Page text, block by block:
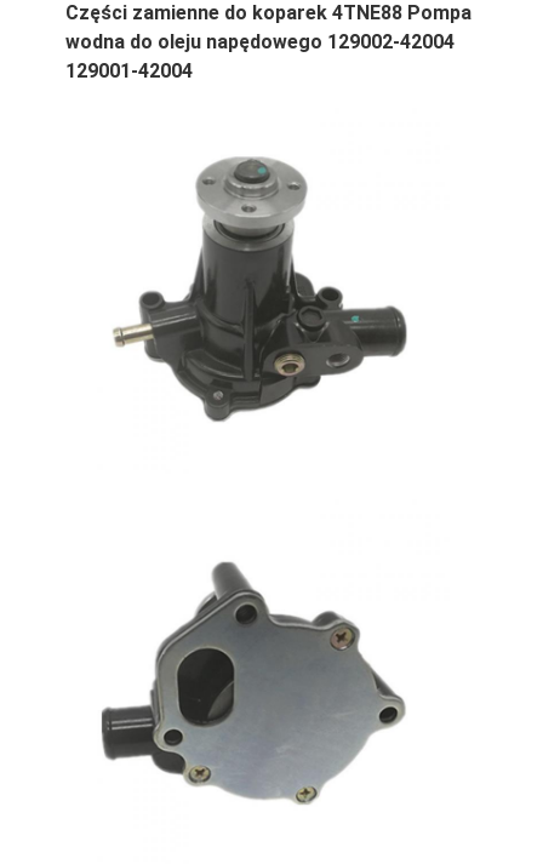
Części zamienne do koparek 4TNE88 Pompa
wodna do oleju napędowego 129002-42004
129001-42004